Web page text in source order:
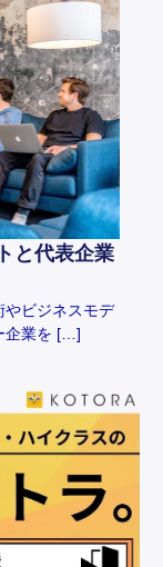
と代表企業
やビジネスモデ
企業を […]